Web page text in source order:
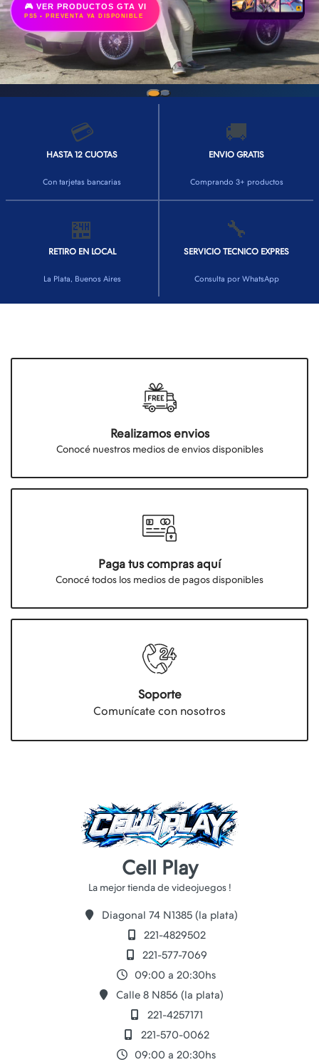
🎮 VER PRODUCTOS GTA VI
PS5 • PREVENTA YA DISPONIBLE
💳
HASTA 12 CUOTAS
Con tarjetas bancarias
🚚
ENVIO GRATIS
Comprando 3+ productos
🏪
RETIRO EN LOCAL
La Plata, Buenos Aires
🔧
SERVICIO TECNICO EXPRES
Consulta por WhatsApp
Realizamos envios
Conocé nuestros medios de envios disponibles
Paga tus compras aquí
Conocé todos los medios de pagos disponibles
Soporte
Comunícate con nosotros
Cell Play
Diagonal 74 N1385 (la plata)
221-4829502
221-577-7069
09:00 a 20:30hs
Calle 8 N856 (la plata)
221-4257171
221-570-0062
09:00 a 20:30hs